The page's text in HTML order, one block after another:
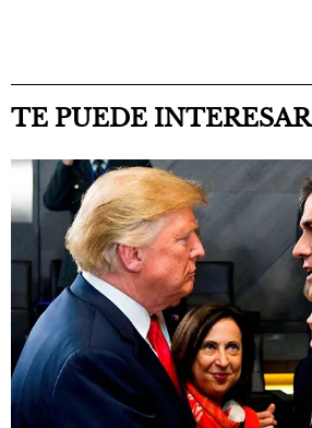
TE PUEDE INTERESAR